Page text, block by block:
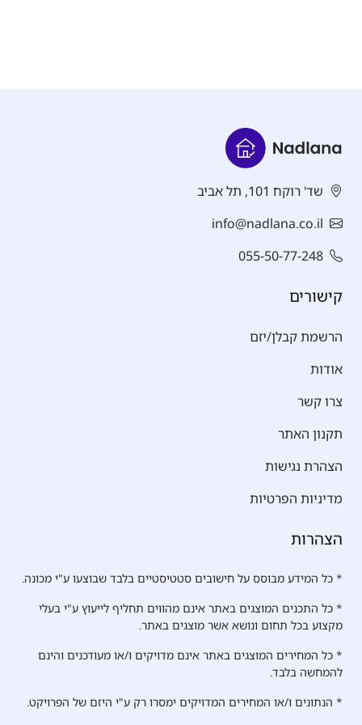
שד' רוקח 101, תל אביב
info@nadlana.co.il
055-50-77-248
קישורים
הרשמת קבלן/יזם
אודות
צרו קשר
תקנון האתר
הצהרת נגישות
מדיניות הפרטיות
הצהרות
* כל המידע מבוסס על חישובים סטטיסטיים בלבד שבוצעו ע"י מכונה.
* כל התכנים המוצגים באתר אינם מהווים תחליף לייעוץ ע"י בעלי
מקצוע בכל תחום ונושא אשר מוצגים באתר.
* כל המחירים המוצגים באתר אינם מדויקים ו/או מעודכנים והינם
להמחשה בלבד.
* הנתונים ו/או המחירים המדויקים ימסרו רק ע"י היזם של הפרויקט.